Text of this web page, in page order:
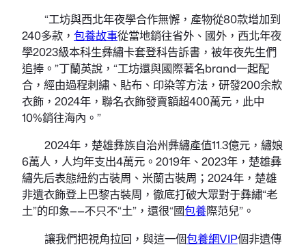
“工坊與西北年夜學合作無懈，產物從80款增加到
240多款， 包養故事從當地銷往省外、國外，西北年夜
學2023級本科生彝繡卡套登科告訴書，被年夜先生們
追捧。”丁蘭英說，“工坊還與國際著名brand一起配
合，經由過程刺繡、貼布、印染等方法，研發200余款
衣飾，2024年，聯名衣飾發賣額超400萬元，此中
10%銷往海內。”
2024年，楚雄彝族自治州彝繡產值11.3億元，繡娘
6萬人，人均年支出4萬元。2019年、2023年，楚雄彝
繡先后表態紐約古裝周、米蘭古裝周；2024年，楚雄
非遺衣飾登上巴黎古裝周，徹底打破大眾對于彝繡“老
土”的印象——不只不“土”，還很“國包養際范兒”。
讓我們把視角拉回，與這一個包養網VIP個非遺傳